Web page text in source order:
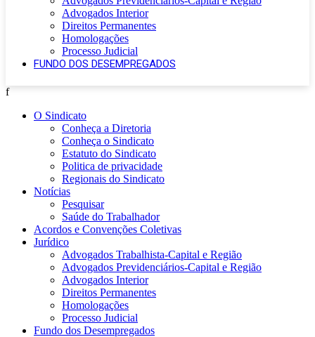
Advogados Interior
Direitos Permanentes
Homologações
Processo Judicial
FUNDO DOS DESEMPREGADOS
f
O Sindicato
Conheça a Diretoria
Conheça o Sindicato
Estatuto do Sindicato
Politica de privacidade
Regionais do Sindicato
Notícias
Pesquisar
Saúde do Trabalhador
Acordos e Convenções Coletivas
Jurídico
Advogados Trabalhista-Capital e Região
Advogados Previdenciários-Capital e Região
Advogados Interior
Direitos Permanentes
Homologações
Processo Judicial
Fundo dos Desempregados